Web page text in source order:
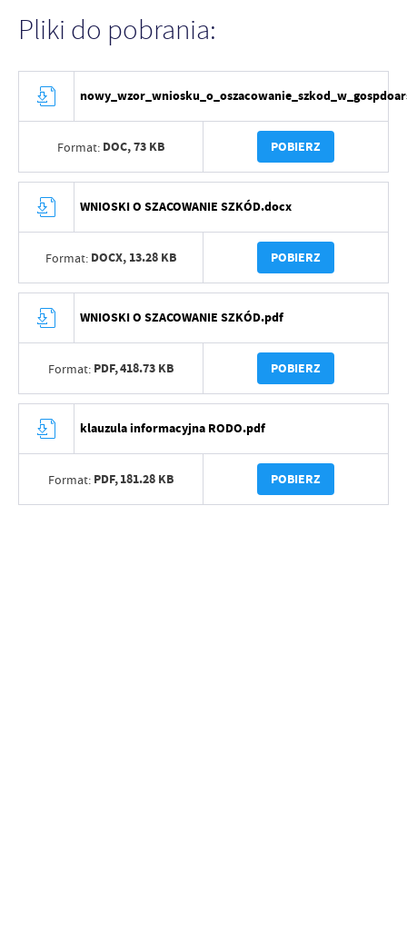
Pliki do pobrania:
Format: DOC,73 KB POBIERZ
WNIOSKI O SZACOWANIE SZKÓD.docx
Format: DOCX, 13.28 KB POBIERZ
WNIOSKI O SZACOWANIE SZKÓD.pdf
Format: PDF,418.73 KB POBIERZ
klauzula informacyjna RODO.pdf
Format: PDF,181.28 KB POBIERZ